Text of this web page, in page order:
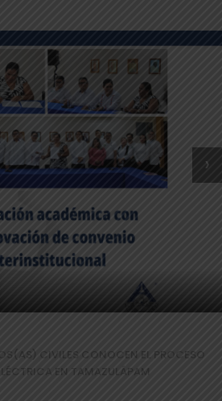
›
CIVILES CONOCEN EL PROCESO
EN TAMAZULÁPAM